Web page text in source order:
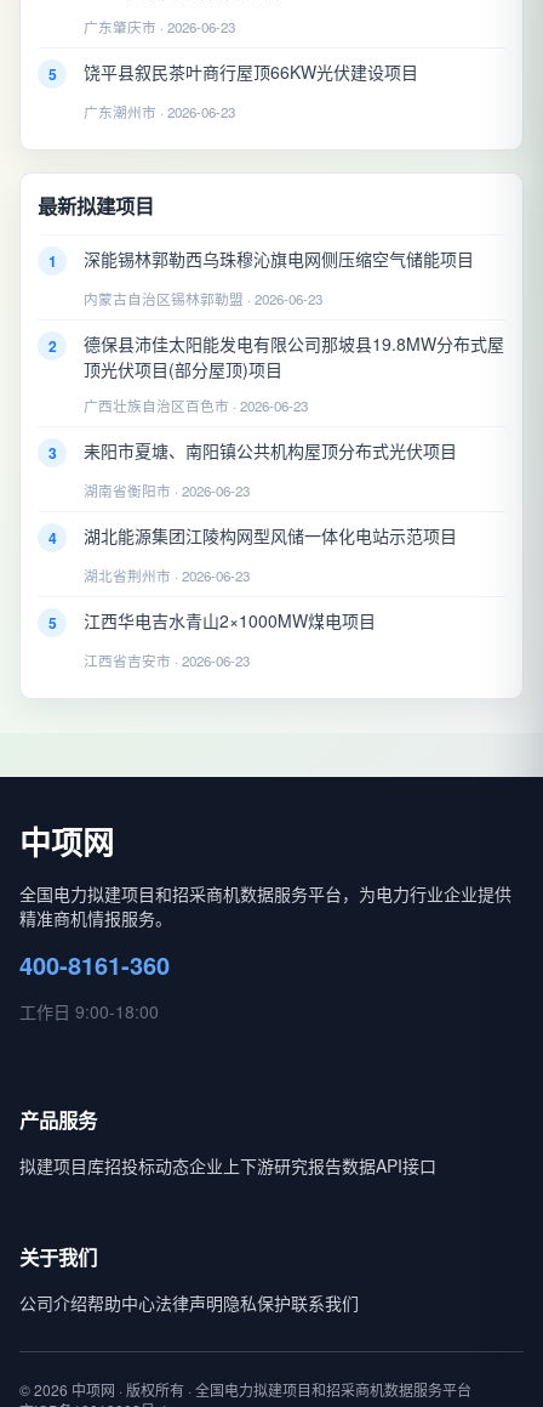
广东肇庆市 · 2026-06-23
5 饶平县叙民茶叶商行屋顶66KW光伏建设项目
广东潮州市 · 2026-06-23
最新拟建项目
1 深能锡林郭勒西乌珠穆沁旗电网侧压缩空气储能项目
内蒙古自治区锡林郭勒盟 · 2026-06-23
2
德保县沛佳太阳能发电有限公司那坡县19.8MW分布式屋
顶光伏项目(部分屋顶)项目
广西壮族自治区百色市 · 2026-06-23
3 耒阳市夏塘、南阳镇公共机构屋顶分布式光伏项目
湖南省衡阳市 · 2026-06-23
4 湖北能源集团江陵构网型风储一体化电站示范项目
湖北省荆州市 · 2026-06-23
5 江西华电吉水青山2×1000MW煤电项目
江西省吉安市 · 2026-06-23
中项网
全国电力拟建项目和招采商机数据服务平台，为电力行业企业提供
精准商机情报服务。
400-8161-360
工作日 9:00-18:00
产品服务
拟建项目库招投标动态企业上下游研究报告数据API接口
关于我们
公司介绍帮助中心法律声明隐私保护联系我们
© 2026 中项网 · 版权所有 · 全国电力拟建项目和招采商机数据服务平台